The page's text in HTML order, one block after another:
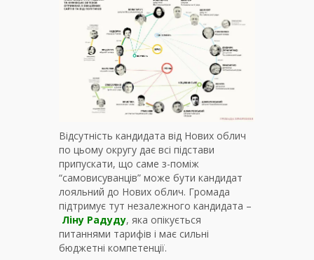
Відсутність кандидата від Нових облич
по цьому округу дає всі підстави
припускати, що саме з-поміж
“самовисуванців” може бути кандидат
лояльний до Нових облич. Громада
підтримує тут незалежного кандидата –
Ліну Радуду, яка опікується
питаннями тарифів і має сильні
бюджетні компетенції.